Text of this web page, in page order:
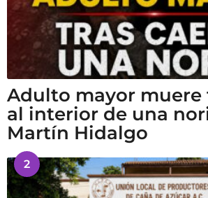
Adulto mayor muere
al interior de una
Martín Hidalgo
2